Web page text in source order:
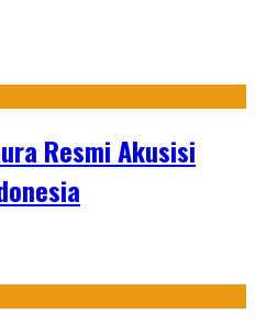
Resmi Akusisi